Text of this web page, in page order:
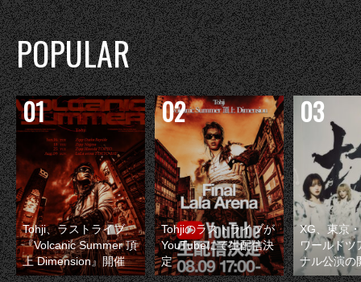
POPULAR
Tohji、ラストライブ
『Volcanic Summer 頂
上 Dimension』開催
Tohjiのラストライブが
YouTubeにて生配信決
定
XG、東京
ワールドツ
ナル公演の